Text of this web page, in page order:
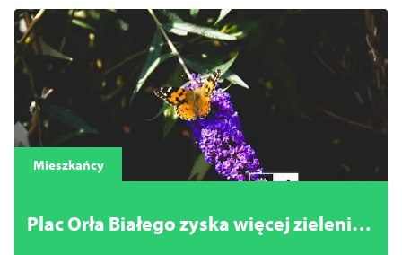
Mieszkańcy
Plac Orła Białego zyska więcej zieleni.